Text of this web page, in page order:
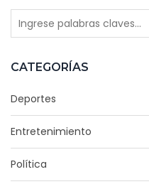
CATEGORÍAS
Deportes
Entretenimiento
Política